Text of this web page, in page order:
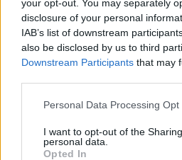
your opt-out. You may separately
disclosure of your personal
IAB’s list of downstream
also be disclosed by us to third
Downstream Participants that may
Personal Data Processing Opt
I want to opt-out of the
personal data.
Opted In
y la Cámara de Comercio,
See more